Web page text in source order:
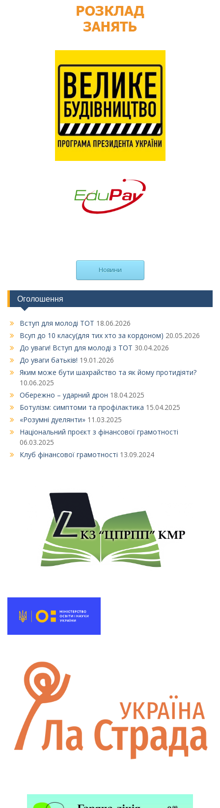
Новини
Оголошення
Вступ для молоді ТОТ 18.06.2026
Всуп до 10 класу(для тих хто за кордоном) 20.05.2026
До уваги! Вступ для молоді з ТОТ 30.04.2026
До уваги батьків! 19.01.2026
Яким може бути шахрайство та як йому протидіяти?
10.06.2025
Обережно – ударний дрон 18.04.2025
Ботулізм: симптоми та профілактика 15.04.2025
«Розумні дуелянти» 11.03.2025
Національний проєкт з фінансової грамотності
06.03.2025
Клуб фінансової грамотності 13.09.2024